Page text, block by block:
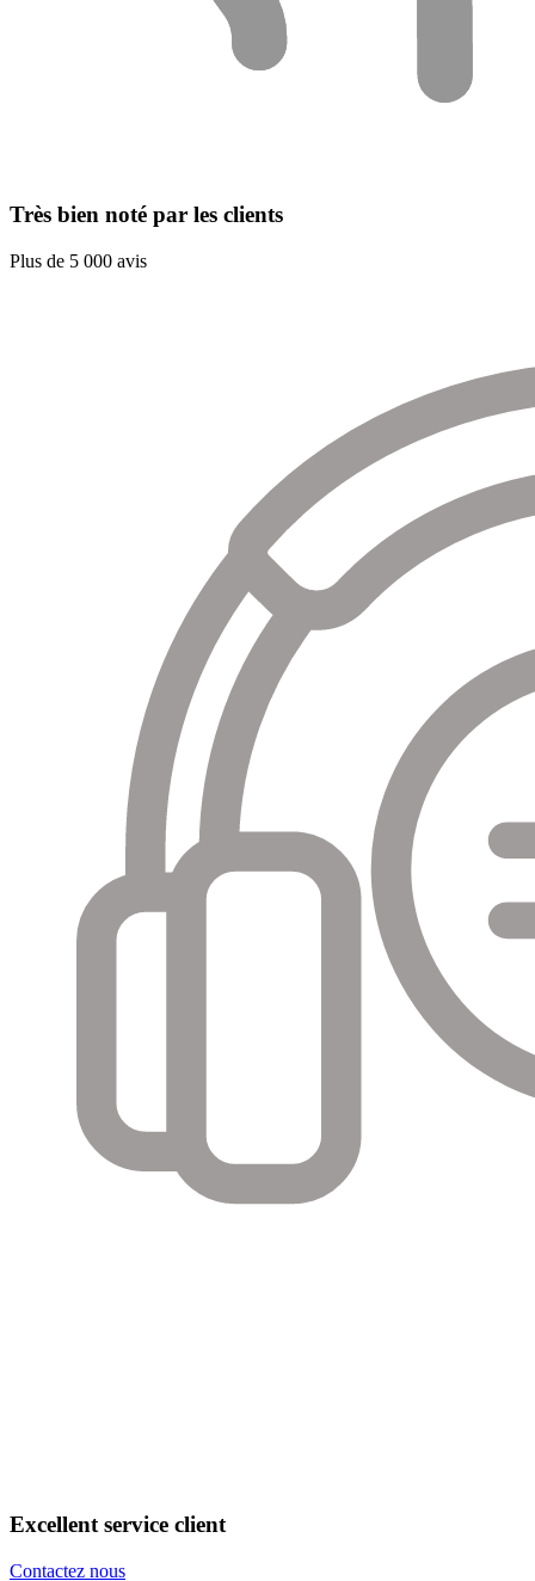
Très bien noté par les clients
Plus de 5 000 avis
Excellent service client
Contactez nous